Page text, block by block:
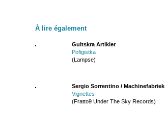
À lire également
Gultskra Artikler
Pofigistka
(Lampse)
Sergio Sorrentino / Machinefabriek
Vignettes
(Fratto9 Under The Sky Records)